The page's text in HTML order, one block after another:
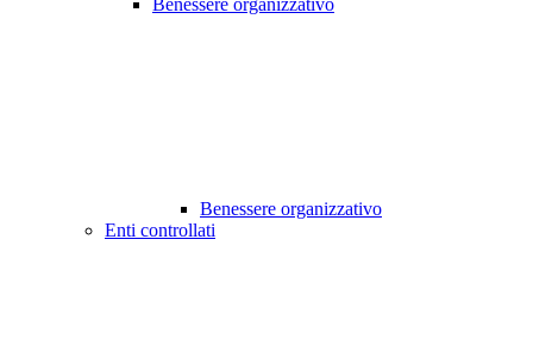
Benessere organizzativo
Benessere organizzativo
Enti controllati